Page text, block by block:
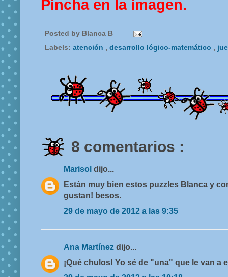
Pincha en la imagen.
Posted by Blanca B
Labels: atención , desarrollo lógico-matemático ,
8 comentarios :
Marisol dijo...
Están muy bien estos puzzles Blanca y
gustan! besos.
29 de mayo de 2012 a las 9:35
Ana Martínez dijo...
¡Qué chulos! Yo sé de "una" que le van a